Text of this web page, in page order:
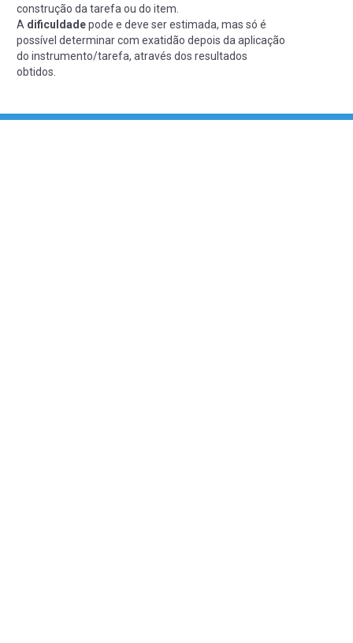
construção da tarefa ou do item.
A dificuldadepode e deve ser estimada, mas só é
possível determinar com exatidão depois da aplicação
do instrumento/tarefa, através dos resultados
obtidos.